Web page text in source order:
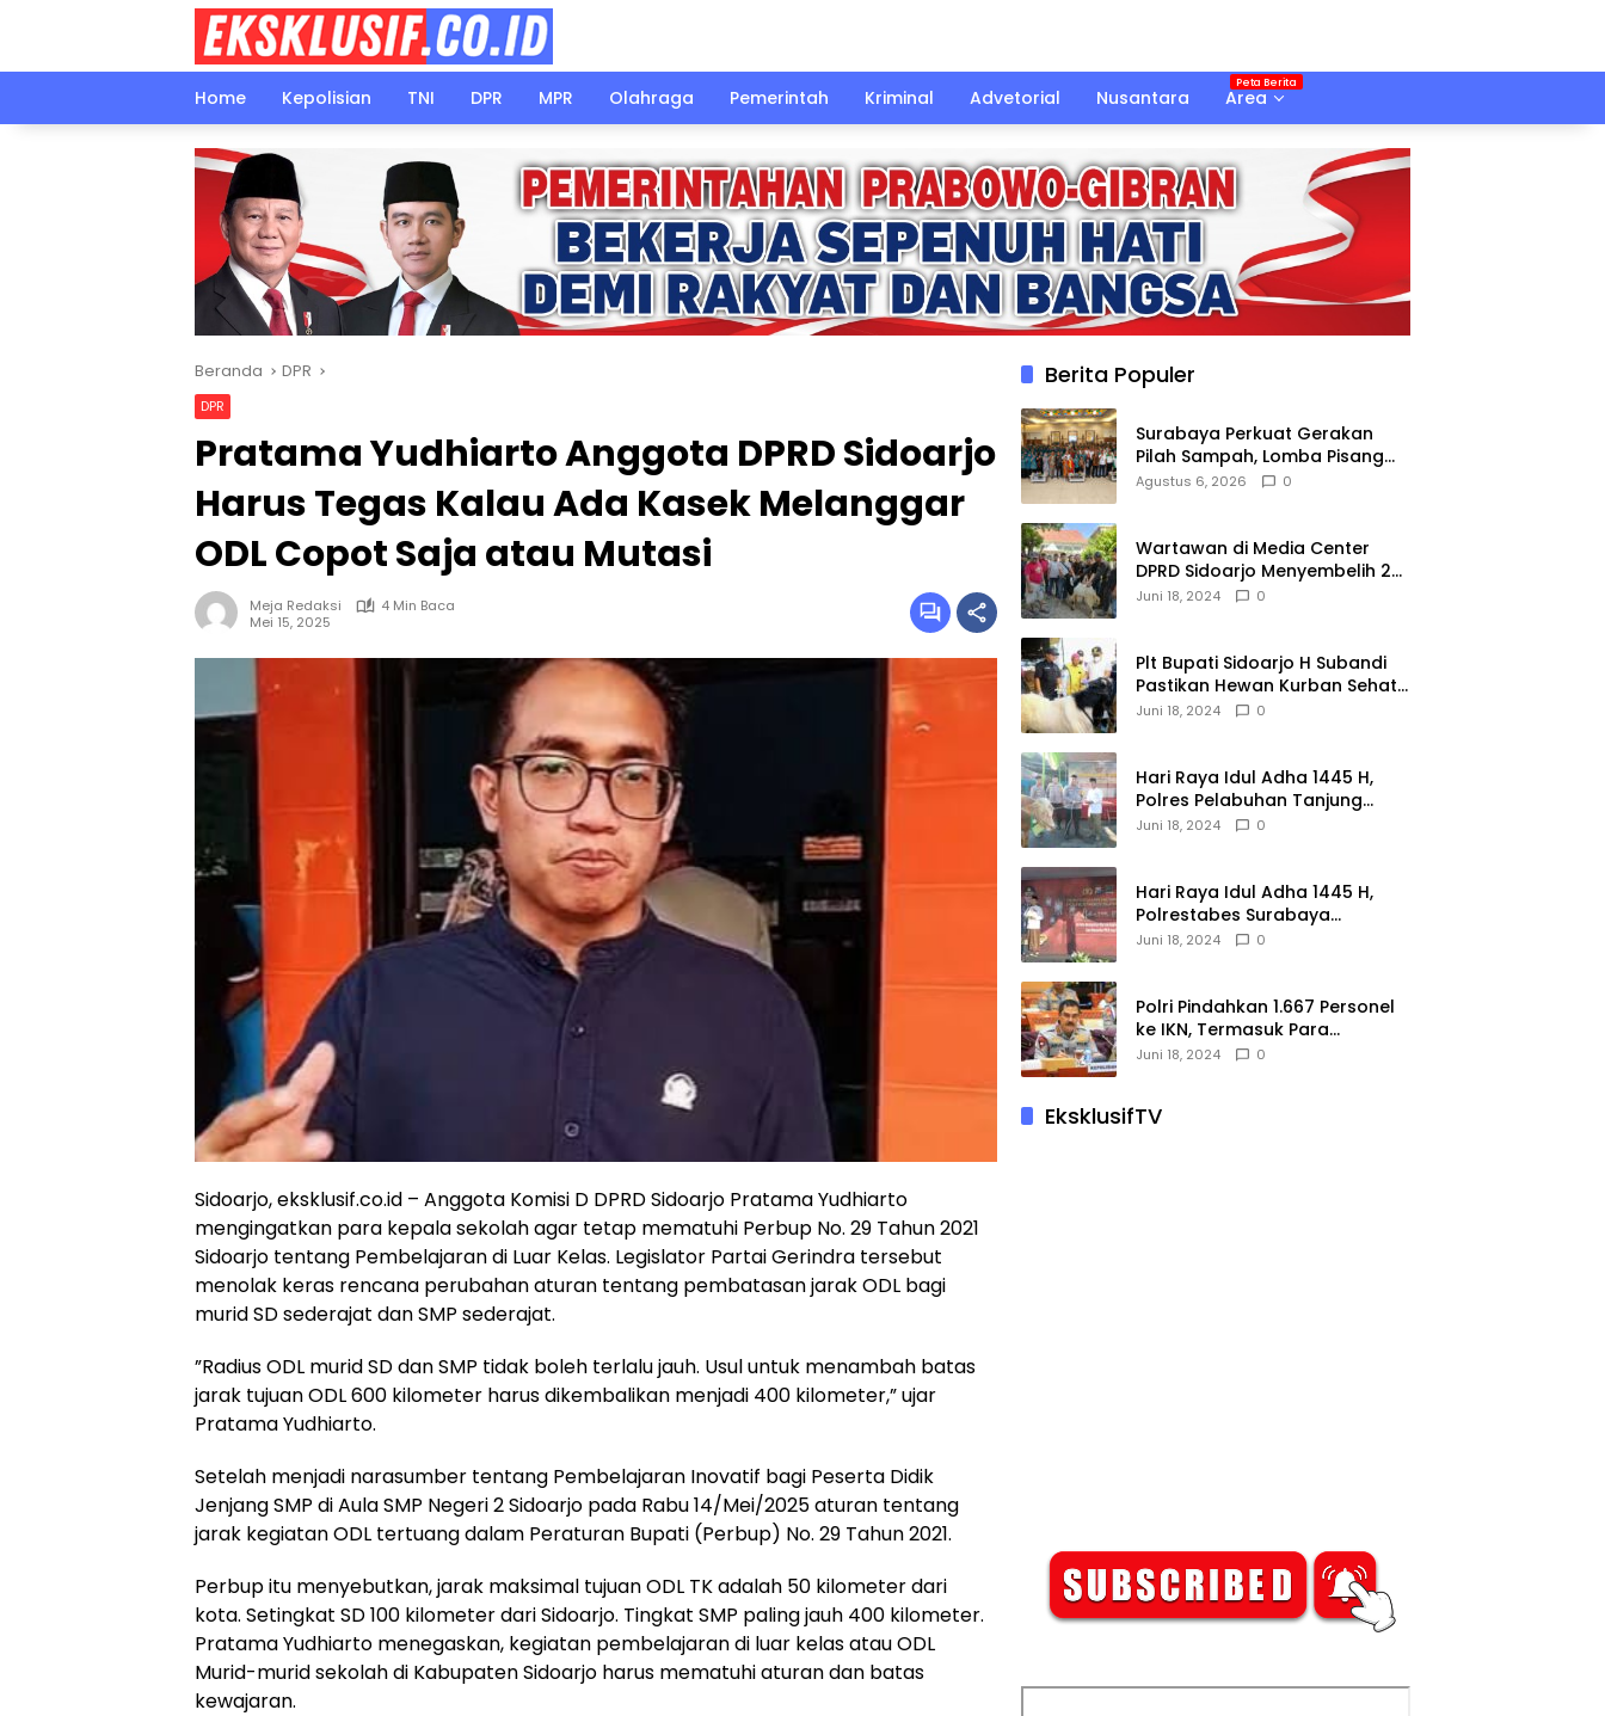
Home
Kepolisian TNI DPR MPR Olahraga Pemerintah Kriminal Advetorial Nusantara Area
Beranda DPR
DPR
Pratama Yudhiarto Anggota DPRD Sidoarjo
Harus Tegas Kalau Ada Kasek Melanggar
ODL Copot Saja atau Mutasi
Meja Redaksi
4 Min Baca
Mei 15, 2025
Sidoarjo, eksklusif.co.id – Anggota Komisi D DPRD Sidoarjo Pratama Yudhiarto
mengingatkan para kepala sekolah agar tetap mematuhi Perbup No. 29 Tahun 2021
Sidoarjo tentang Pembelajaran di Luar Kelas. Legislator Partai Gerindra tersebut
menolak keras rencana perubahan aturan tentang pembatasan jarak ODL bagi
murid SD sederajat dan SMP sederajat.
”Radius ODL murid SD dan SMP tidak boleh terlalu jauh. Usul untuk menambah batas
jarak tujuan ODL 600 kilometer harus dikembalikan menjadi 400 kilometer,” ujar
Pratama Yudhiarto.
Setelah menjadi narasumber tentang Pembelajaran Inovatif bagi Peserta Didik
Jenjang SMP di Aula SMP Negeri 2 Sidoarjo pada Rabu 14/Mei/2025 aturan tentang
jarak kegiatan ODL tertuang dalam Peraturan Bupati (Perbup) No. 29 Tahun 2021.
Perbup itu menyebutkan, jarak maksimal tujuan ODL TK adalah 50 kilometer dari
kota. Setingkat SD 100 kilometer dari Sidoarjo. Tingkat SMP paling jauh 400 kilometer.
Pratama Yudhiarto menegaskan, kegiatan pembelajaran di luar kelas atau ODL
Murid-murid sekolah di Kabupaten Sidoarjo harus mematuhi aturan dan batas
kewajaran.
Berita Populer
Surabaya Perkuat Gerakan
Pilah Sampah, Lomba Pisang
Danor Jadi Langkah Awal
Agustus 6, 2026 0
Wartawan di Media Center
DPRD Sidoarjo Menyembelih 2
Ekor Kambing
Juni 18, 2024 0
Plt Bupati Sidoarjo H Subandi
Pastikan Hewan Kurban Sehat
dan Aman
Juni 18, 2024 0
Hari Raya Idul Adha 1445 H,
Polres Pelabuhan Tanjung
Perak Salurkan 49 Hewan
Juni 18, 2024 0
Hari Raya Idul Adha 1445 H,
Polrestabes Surabaya
Menerima dan Menyalurkan
Juni 18, 2024 0
Polri Pindahkan 1.667 Personel
ke IKN, Termasuk Para
Jenderal.
Juni 18, 2024 0
EksklusifTV